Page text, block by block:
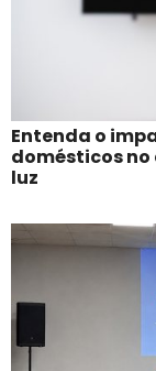
Entenda o
domésticos no
luz